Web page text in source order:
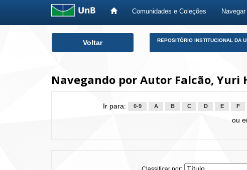
Comunidades e Coleções Navegar
Voltar REPOSITÓRIO INSTITUCIONAL DA
Navegando por Autor Falcão, Yuri
Ir para: 0-9 A B C D E F
ou